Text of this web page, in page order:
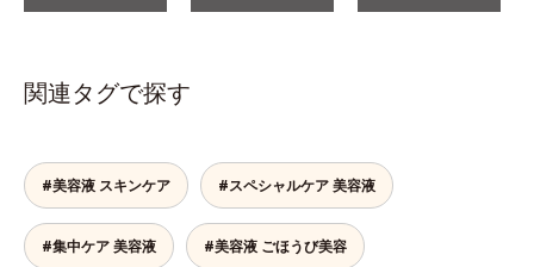
関連タグで探す
#美容液 スキンケア #スペシャルケア 美容液
#集中ケア 美容液 #美容液 ごほうび美容